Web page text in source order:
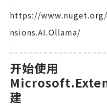
https://
nsions.AI.Ollama/
开始使用
建